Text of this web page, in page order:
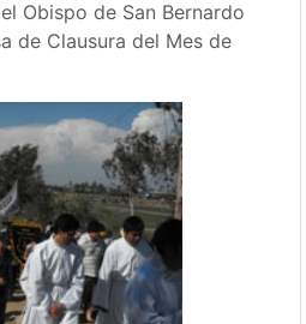
Obispo de San Bernardo
de Clausura del Mes de